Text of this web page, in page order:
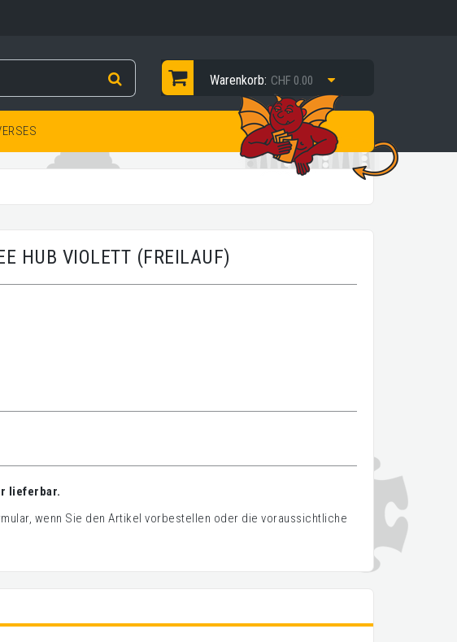
Warenkorb: CHF 0.00
HUB VIOLETT (FREILAUF)
lieferbar.
wenn Sie den Artikel vorbestellen oder die voraussichtliche